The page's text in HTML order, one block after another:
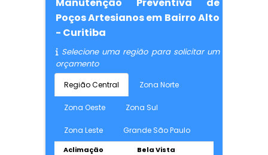
Poços Artesianos em Bairro Alto
- Curitiba
Selecione uma região para solicitar um
orçamento
Região Central Zona Norte
Zona Oeste Zona Sul
Zona Leste Grande São Paulo
Aclimação
Bela Vista